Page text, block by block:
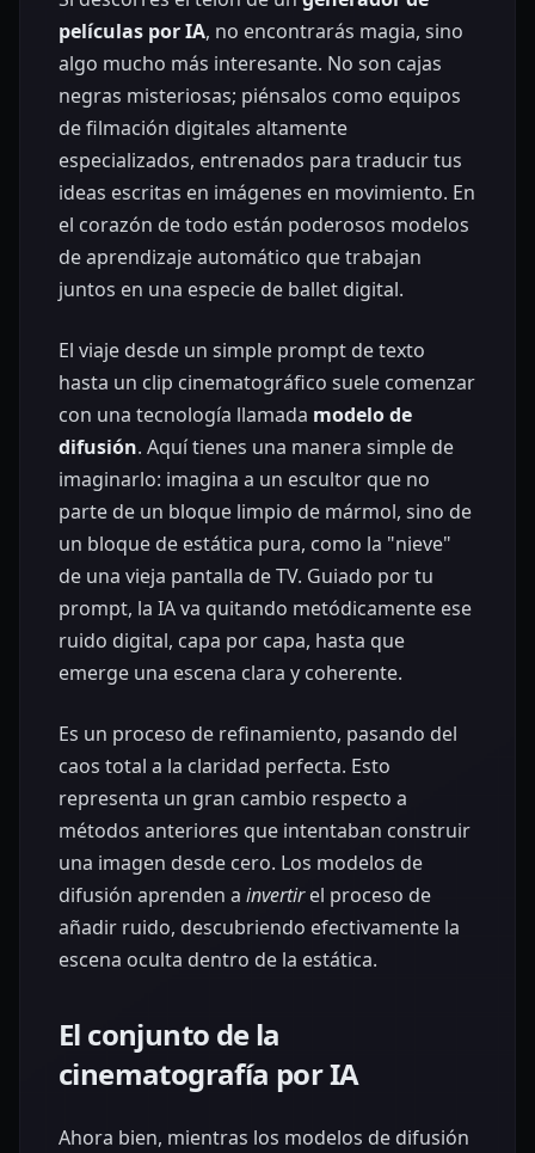
películas por IA, no encontrarás magia, sino
algo mucho más interesante. No son cajas
negras misteriosas; piénsalos como equipos
de filmación digitales altamente
especializados, entrenados para traducir tus
ideas escritas en imágenes en movimiento. En
el corazón de todo están poderosos modelos
de aprendizaje automático que trabajan
juntos en una especie de ballet digital.
El viaje desde un simple prompt de texto
hasta un clip cinematográfico suele comenzar
con una tecnología llamada modelo de
difusión. Aquí tienes una manera simple de
imaginarlo: imagina a un escultor que no
parte de un bloque limpio de mármol, sino de
un bloque de estática pura, como la "nieve"
de una vieja pantalla de TV. Guiado por tu
prompt, la IA va quitando metódicamente ese
ruido digital, capa por capa, hasta que
emerge una escena clara y coherente.
Es un proceso de refinamiento, pasando del
caos total a la claridad perfecta. Esto
representa un gran cambio respecto a
métodos anteriores que intentaban construir
una imagen desde cero. Los modelos de
difusión aprenden a invertirel proceso de
añadir ruido, descubriendo efectivamente la
escena oculta dentro de la estática.
El conjunto de la
cinematografía por IA
Ahora bien, mientras los modelos de difusión